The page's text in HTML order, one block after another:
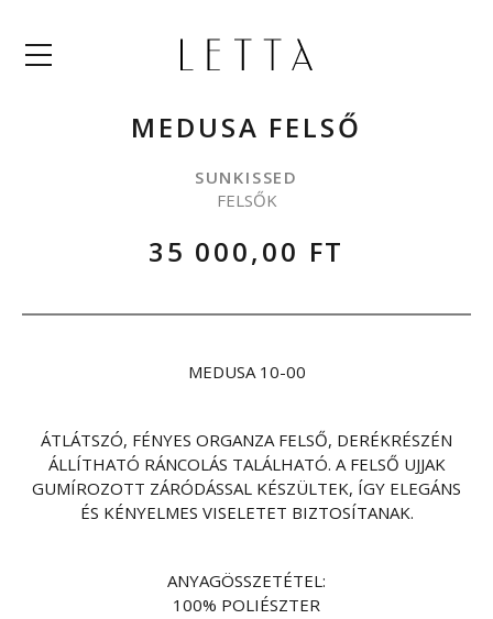
Menü
MEDUSA FELSŐ
SUNKISSED
FELSŐK
35 000,00 FT
MEDUSA 10-00
ÁTLÁTSZÓ, FÉNYES ORGANZA FELSŐ, DERÉKRÉSZÉN
ÁLLÍTHATÓ RÁNCOLÁS TALÁLHATÓ. A FELSŐ UJJAK
GUMÍROZOTT ZÁRÓDÁSSAL KÉSZÜLTEK, ÍGY ELEGÁNS
ÉS KÉNYELMES VISELETET BIZTOSÍTANAK.
ANYAGÖSSZETÉTEL:
100% POLIÉSZTER